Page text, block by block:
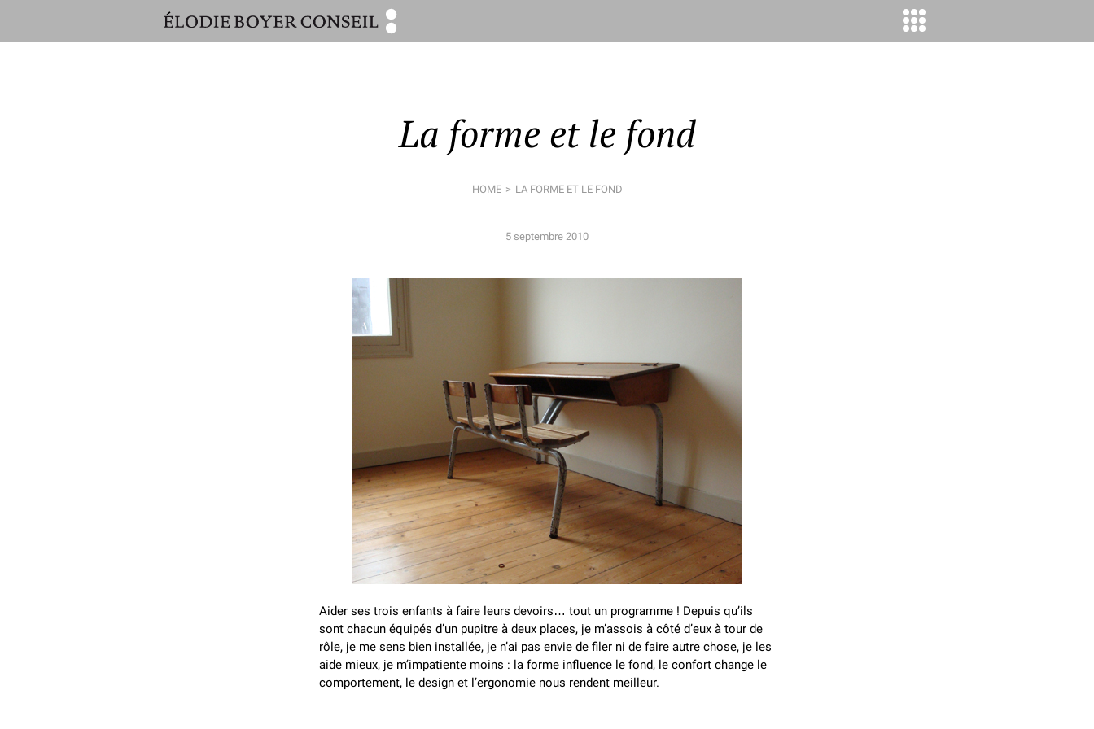
ÉLODIE
BOYER
La forme et le fond
HOME LA FORME ET LE FOND
5 septembre 2010
Aider ses trois enfants à faire leurs devoirs… tout un programme ! Depuis qu’ils
sont chacun équipés d’un pupitre à deux places, je m’assois à côté d’eux à tour de
rôle, je me sens bien installée, je n’ai pas envie de filer ni de faire autre chose, je les
aide mieux, je m’impatiente moins : la forme influence le fond, le confort change le
comportement, le design et l’ergonomie nous rendent meilleur.